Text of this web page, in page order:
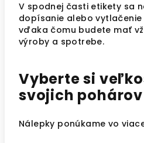
V spodnej časti etikety sa
dopísanie alebo vytlačenie
vďaka čomu budete mať
výroby a spotrebe.
Vyberte si
svojich pohárov
Nálepky ponúkame vo